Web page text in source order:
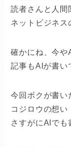
読者さんと人間
ネットビジネス
確かにね、今や
記事もAIが書い
今回ボクが書い
コジロウの想い
さすがにAIでも